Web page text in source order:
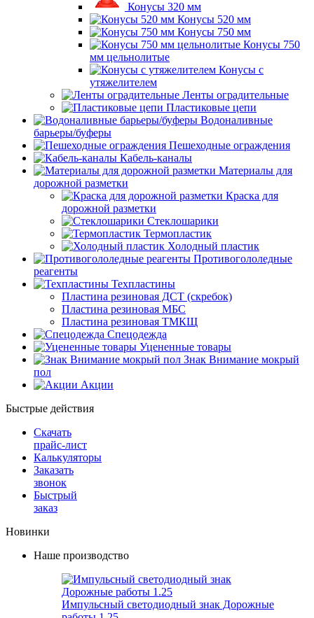
Конусы 320 мм
Конусы 520 мм
Конусы 750 мм
Конусы 750
мм цельнолитые
Конусы с
утяжелителем
Ленты оградительные
Пластиковые цепи
Водоналивные
барьеры/буферы
Пешеходные ограждения
Кабель-каналы
Материалы для
дорожной разметки
Краска для
дорожной разметки
Стеклошарики
Термопластик
Холодный пластик
Противогололедные
реагенты
Техпластины
Пластина резиновая ДСТ (скребок)
Пластина резиновая МБС
Пластина резиновая ТМКЩ
Спецодежда
Уцененные товары
Знак Внимание мокрый
пол
Акции
Быстрые действия
Скачать
прайс-лист
Калькуляторы
Заказать
звонок
Быстрый
заказ
Новинки
Наше производство
Импульсный светодиодный знак Дорожные